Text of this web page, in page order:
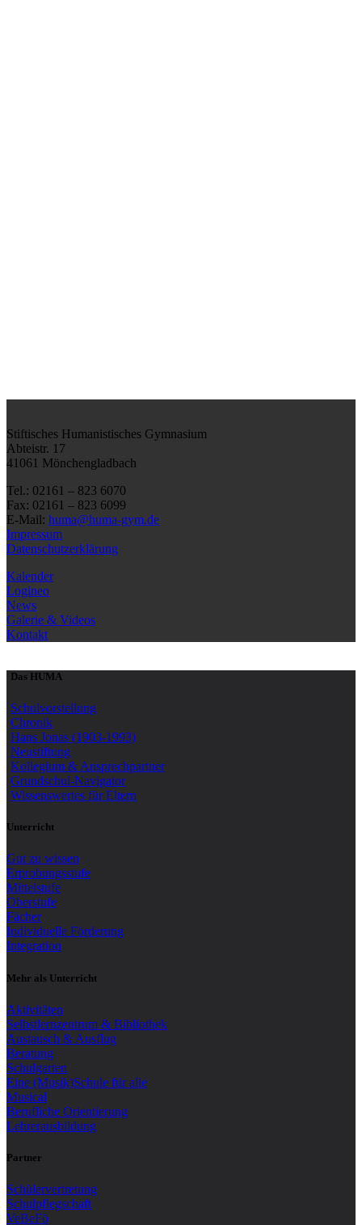
Stiftisches Humanistisches Gymnasium
Abteistr. 17
41061 Mönchengladbach
Tel.: 02161 – 823 6070
Fax: 02161 – 823 6099
E-Mail: huma@huma-gym.de
Impressum
Datenschutzerklärung
Kalender
Logineo
News
Galerie & Videos
Kontakt
Das HUMA
Schulvorstellung
Chronik
Hans Jonas (1903-1993)
Neustiftung
Kollegium & Ansprechpartner
Grundschul-Navigator
Wissenswertes für Eltern
Unterricht
Gut zu wissen
Erprobungsstufe
Mittelstufe
Oberstufe
Fächer
Individuelle Förderung
Integration
Mehr als Unterricht
Aktivitäten
Selbstlernzentrum & Bibliothek
Austausch & Ausflug
Beratung
Schulgarten
Eine (Musik)Schule für alle
Musical
Berufliche Orientierung
Lehrerausbildung
Partner
Schülervertretung
Schulpflegschaft
VeBeFö